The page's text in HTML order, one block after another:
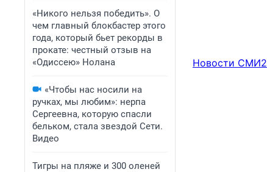
«Никого нельзя победить». О
чем главный блокбастер этого
года, который бьет рекорды в
прокате: честный отзыв на
«Одиссею» Нолана
«Чтобы нас носили на
ручках, мы любим»: нерпа
Сергеевна, которую спасли
бельком, стала звездой Сети.
Видео
Тигры на пляже и 300 оленей
Новости СМИ2